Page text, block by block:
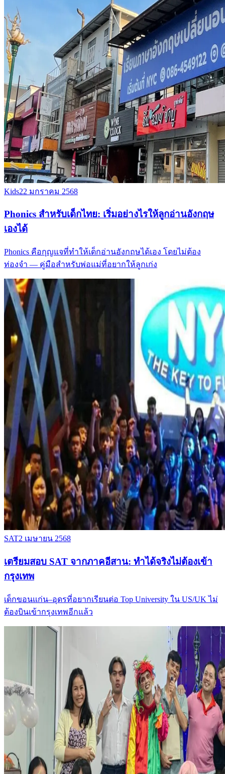
Kids22 มกราคม 2568
Phonics สำหรับเด็กไทย: เริ่มอย่างไรให้ลูกอ่านอังกฤษ
เองได้
Phonics คือกุญแจที่ทำให้เด็กอ่านอังกฤษได้เอง โดยไม่ต้อง
ท่องจำ — คู่มือสำหรับพ่อแม่ที่อยากให้ลูกเก่ง
SAT2 เมษายน 2568
เตรียมสอบ SAT จากภาคอีสาน: ทำได้จริงไม่ต้องเข้า
กรุงเทพ
เด็กขอนแก่น–อุดรที่อยากเรียนต่อ Top University ใน US/UK ไม่
ต้องบินเข้ากรุงเทพอีกแล้ว